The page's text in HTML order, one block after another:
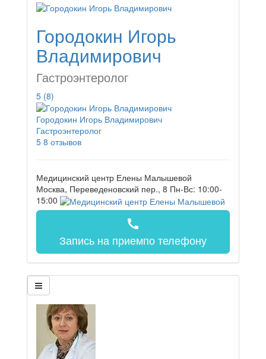
Городокин Игорь
Владимирович
Гастроэнтеролог
5 (8)
Городокин Игорь Владимирович
Гастроэнтеролог
5 8 отзывов
Медицинский центр Елены Малышевой
Москва, Переведеновский пер., 8 Пн-Вс: 10:00-
15:00
call
Запись на приемпо телефону